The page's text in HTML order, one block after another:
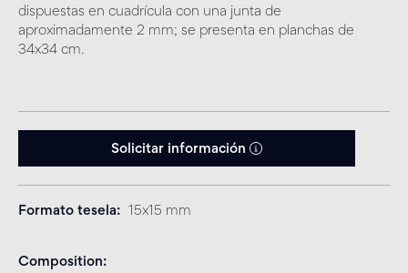
dispuestas en cuadrícula con una junta de
aproximadamente 2 mm; se presenta en planchas de
34x34 cm.
Solicitar información
Formato tesela 15x15 mm
Composition